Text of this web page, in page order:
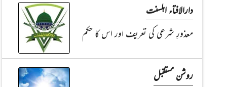
دارالافتاء اہلسنت
معذورِ شرعی کی تعریف اور اس کا حکم
روشن مستقبل